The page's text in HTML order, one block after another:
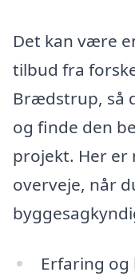
Det kan være
tilbud fra
Brædstrup, så
og finde den
projekt. Her er
overveje, når
Erfaring